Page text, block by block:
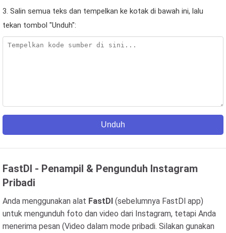
3. Salin semua teks dan tempelkan ke kotak di bawah ini, lalu
tekan tombol "Unduh":
Unduh
FastDl - Penampil & Pengunduh Instagram
Pribadi
Anda menggunakan alat FastDl (sebelumnya FastDl app)
untuk mengunduh foto dan video dari Instagram, tetapi Anda
menerima pesan (Video dalam mode pribadi. Silakan gunakan